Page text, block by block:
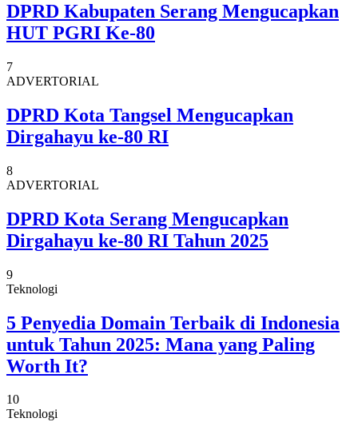
DPRD Kabupaten Serang Mengucapkan
HUT PGRI Ke-80
7
ADVERTORIAL
DPRD Kota Tangsel Mengucapkan
Dirgahayu ke-80 RI
8
ADVERTORIAL
DPRD Kota Serang Mengucapkan
Dirgahayu ke-80 RI Tahun 2025
9
Teknologi
5 Penyedia Domain Terbaik di Indonesia
untuk Tahun 2025: Mana yang Paling
Worth It?
10
Teknologi